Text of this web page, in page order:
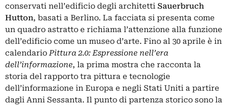
conservati nell’edificio degli architetti Sauerbruch
Hutton, basati a Berlino. La facciata si presenta come
un quadro astratto e richiama l’attenzione alla funzione
dell’edificio come un museo d’arte. Fino al 30 aprile è in
calendario Pittura 2.0: Espressione nell’era
dell’informazione, la prima mostra che racconta la
storia del rapporto tra pittura e tecnologie
dell’informazione in Europa e negli Stati Uniti a partire
dagli Anni Sessanta. Il punto di partenza storico sono la